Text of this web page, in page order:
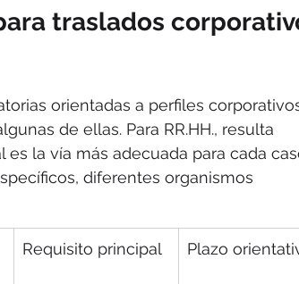
traslados
orientadas a perfiles
de ellas. Para RR.HH., resulta
la vía más adecuada para cada
diferentes organismos
Requisito principal Plazo